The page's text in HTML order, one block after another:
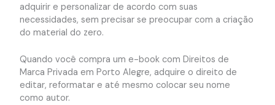
adquirir e personalizar de acordo com suas
necessidades, sem precisar se preocupar com a criação
do material do zero.
Quando você compra um e-book com Direitos de
Marca Privada em Porto Alegre, adquire o direito de
editar, reformatar e até mesmo colocar seu nome
como autor.